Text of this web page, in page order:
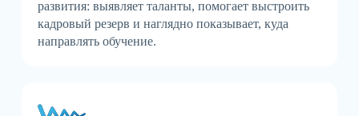
развития: выявляет таланты, помогает выстроить
кадровый резерв и наглядно показывает, куда
направлять обучение.